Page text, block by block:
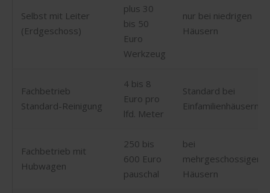
Selbst mit Leiter
(Erdgeschoss)
plus 30
bis 50
Euro
Werkzeug
nur bei niedrigen
Häusern
Fachbetrieb
Standard-Reinigung
4 bis 8
Euro pro
lfd. Meter
Standard bei
Einfamilienhäusern
Fachbetrieb mit
Hubwagen
250 bis
600 Euro
pauschal
bei
mehrgeschossigen
Häusern